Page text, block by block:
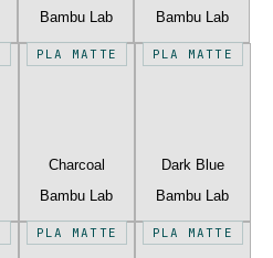
Bambu Lab
Bambu Lab
PLA MATTE
Charcoal
Bambu Lab
PLA MATTE
Dark Blue
Bambu Lab
PLA MATTE PLA MATTE